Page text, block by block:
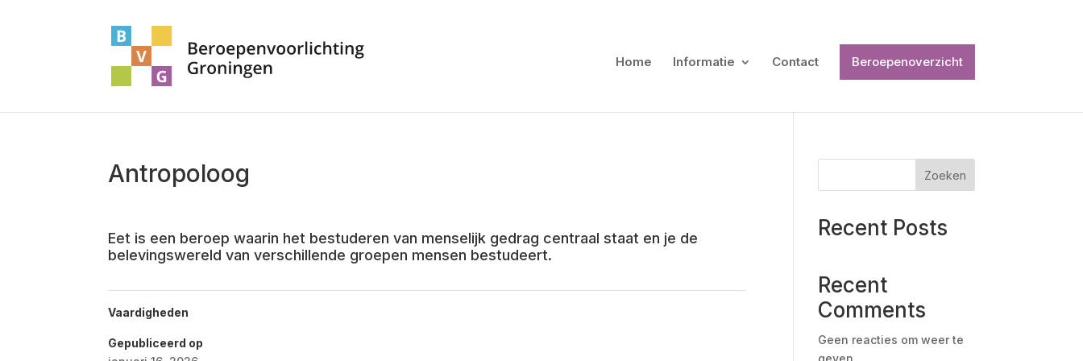
Home Informatie Contact Beroepenoverzicht
Antropoloog
Eet is een beroep waarin het bestuderen van menselijk gedrag centraal staat en je de
belevingswereld van verschillende groepen mensen bestudeert.
Vaardigheden
Gepubliceerd op
Zoeken
Recent Posts
Recent
Comments
Geen reacties om weer te
geven.